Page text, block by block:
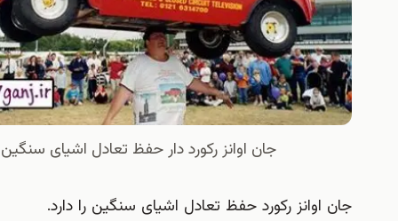
جان اوانز رکورد دار حفظ تعادل اشیای سنگین
رکورد حفظ تعادل اشیای سنگین را دارد.